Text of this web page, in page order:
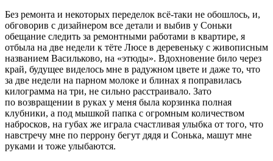
Без ремонта и некоторых переделок всё-таки не обошлось, и,
обговорив с дизайнером все детали и выбив у Соньки
обещание следить за ремонтными работами в квартире, я
отбыла на две недели к тёте Люсе в деревеньку с живописным
названием Васильково, на «этюды». Вдохновение било через
край, будущее виделось мне в радужном цвете и даже то, что
за две недели на парном молоке и блинах я поправилась
килограмма на три, не сильно расстраивало. Зато
по возвращении в руках у меня была корзинка полная
клубники, а под мышкой папка с огромным количеством
набросков, на губах же играла счастливая улыбка от того, что
навстречу мне по перрону бегут дядя и Сонька, машут мне
руками и тоже улыбаются.